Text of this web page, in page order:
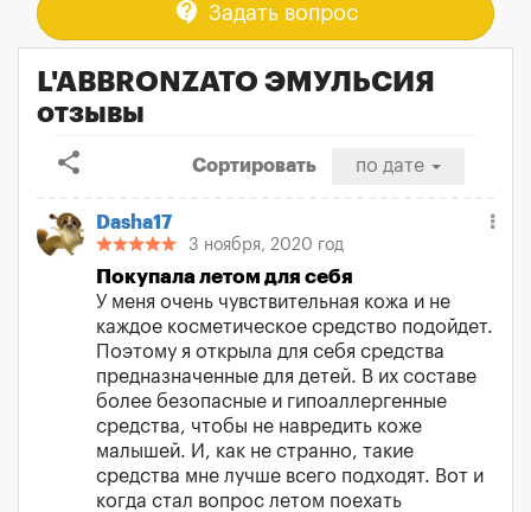
contact_support Задать вопрос
L'ABBRONZATO ЭМУЛЬСИЯ
отзывы
share
Сортировать по дате
Dasha17
3 ноября, 2020 год
Покупала летом для себя
У меня очень чувствительная кожа и не
каждое косметическое средство подойдет.
Поэтому я открыла для себя средства
предназначенные для детей. В их составе
более безопасные и гипоаллергенные
средства, чтобы не навредить коже
малышей. И, как не странно, такие
средства мне лучше всего подходят. Вот и
когда стал вопрос летом поехать